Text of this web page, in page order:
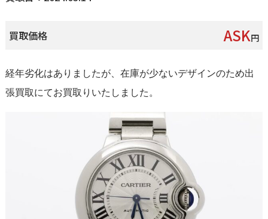
買取価格 ASK円
経年劣化はありましたが、在庫が少ないデザインのため出
張買取にてお買取りいたしました。